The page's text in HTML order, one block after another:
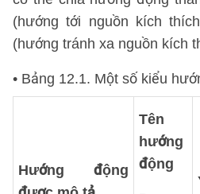
(hướng tới nguồn kích
(hướng tránh xa nguồn kích
• Bảng 12.1. Một số kiểu
Hướng động
Tên
hướng
động